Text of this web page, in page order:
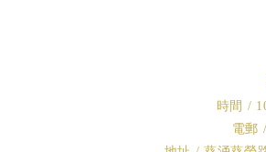
時間 /
電郵